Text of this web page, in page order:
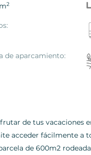
2
de aparcamiento:
de tus vacaciones
acceder fácilmente a
de 600m2